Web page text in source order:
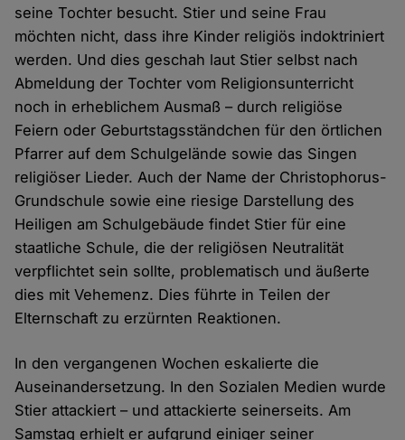
seine Tochter besucht. Stier und seine Frau
möchten nicht, dass ihre Kinder religiös indoktriniert
werden. Und dies geschah laut Stier selbst nach
Abmeldung der Tochter vom Religionsunterricht
noch in erheblichem Ausmaß – durch religiöse
Feiern oder Geburtstagsständchen für den örtlichen
Pfarrer auf dem Schulgelände sowie das Singen
religiöser Lieder. Auch der Name der Christophorus-
Grundschule sowie eine riesige Darstellung des
Heiligen am Schulgebäude findet Stier für eine
staatliche Schule, die der religiösen Neutralität
verpflichtet sein sollte, problematisch und äußerte
dies mit Vehemenz. Dies führte in Teilen der
Elternschaft zu erzürnten Reaktionen.
In den vergangenen Wochen eskalierte die
Auseinandersetzung. In den Sozialen Medien wurde
Stier attackiert – und attackierte seinerseits. Am
Samstag erhielt er aufgrund einiger seiner